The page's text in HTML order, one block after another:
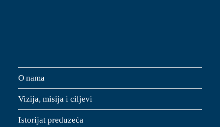
O nama
Vizija, misija i ciljevi
Istorijat preduzeća